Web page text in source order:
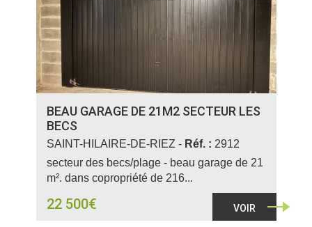
BEAU GARAGE DE 21M2 SECTEUR LES
BECS
SAINT-HILAIRE-DE-RIEZ - Réf. : 2912
secteur des becs/plage - beau garage de 21
m². dans copropriété de 216...
22 500€ VOIR